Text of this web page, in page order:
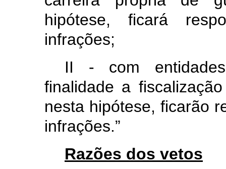
hipótese, ficará
infrações;
II - com
finalidade a
nesta hipótese, ficarão
infrações.”
Razões dos vetos